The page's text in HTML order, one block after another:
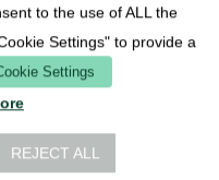
PÔDA
to the use of ALL the
Settings" to provide a
Settings
REJECT ALL